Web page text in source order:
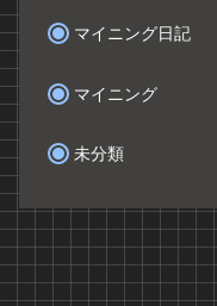
マイニング日記
マイニング
未分類